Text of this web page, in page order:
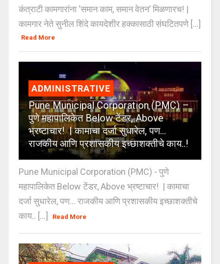
कंत्राटी कामगारांना ‘समान काम, समान वेतन’ मिळणारच! |
कामगार नेते सुनील शिंदे कायदेशीर हक्कासाठी संघटितपणे [...]
Read More
ADMINISTRATIVE
Pune Municipal Corporation (PMC) –
पुणे महापालिकेत Below टेंडर, Above
भ्रष्टाचार! | कामाचा दर्जा सुधारेल, पण…
राजकीय आणि प्रशासकीय इच्छाशक्तीचे काय..!
Pune Municipal Corporation (PMC) - पुणे
महापालिकेत Below टेंडर, Above भ्रष्टाचार! | कामाचा
दर्जा सुधारेल, पण… राजकीय आणि प्रशासकीय इच्छाशक्तीचे
काय.. [...]
Read More